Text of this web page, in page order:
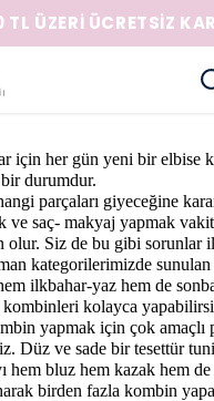
ÜZERİ ÜCRETSİZ
için her gün yeni bir elbise
durumdur.
parçaları giyeceğine
ve saç- makyaj yapmak vakit
olur. Siz de bu gibi sorunlar
kategorilerimizde
ilkbahar-yaz hem de
kombinleri kolayca
yapmak için çok amaçlı
Düz ve sade bir tesettür
hem bluz hem kazak hem
birden fazla kombin